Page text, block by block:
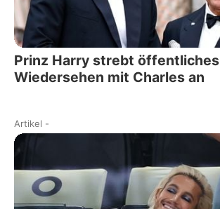
Prinz Harry strebt öffentliches
Wiedersehen mit Charles an
Artikel -